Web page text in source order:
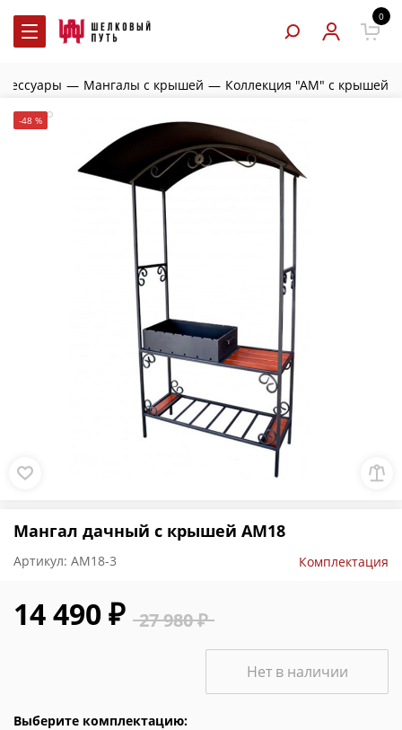
0
— Мангалы с крышей — Коллекция "АМ" с крышей
-48 %
Мангал дачный с крышей АМ18
Артикул: АМ18-3 Комплектация
27 980 ₽
14 490 ₽
Нет в наличии
Выберите комплектацию: